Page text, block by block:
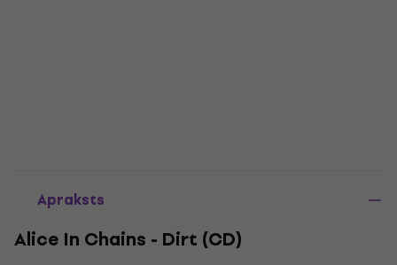
Apraksts
Alice In Chains - Dirt (CD)